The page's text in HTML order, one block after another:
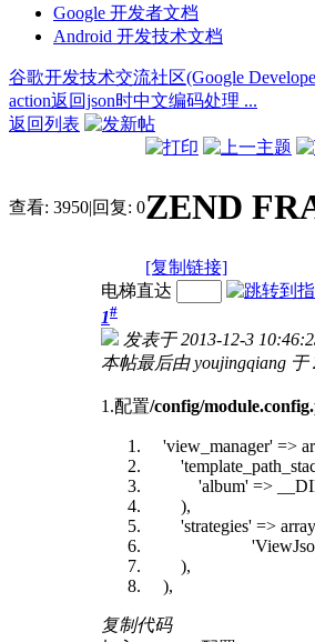
Google 开发者文档
Android 开发技术文档
谷歌开发技术交流社区(Google
action返回json时中文编码处理 ...
返回列表
查看: 3950|回复: 0ZEND
[复制链接]
电梯直达
1#
发表于 2013-12-3
本帖最后由 youjingqiang 于
1.配置/config/
'view_manager' =>
'album' =>
),
'strategies' =>
),
),
复制代码